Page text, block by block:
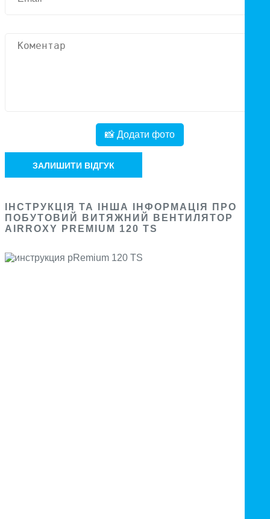
📸 Додати фото
ЗАЛИШИТИ ВІДГУК
ІНСТРУКЦІЯ ТА ІНША ІНФОРМАЦІЯ ПРО
ПОБУТОВИЙ ВИТЯЖНИЙ ВЕНТИЛЯТОР
AIRROXY PREMIUM 120 TS